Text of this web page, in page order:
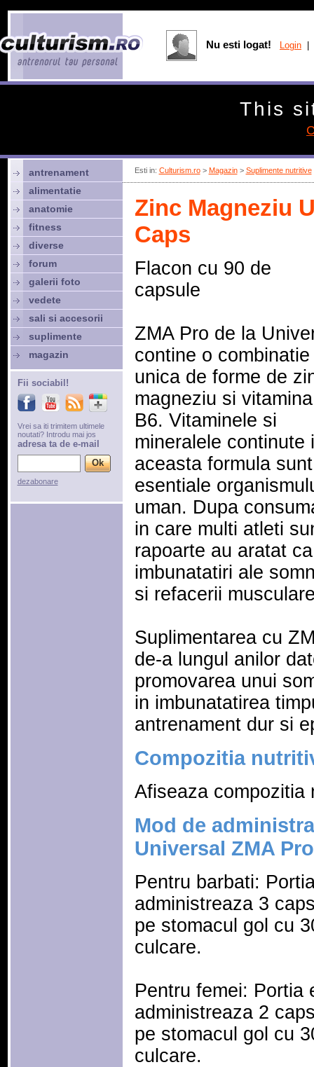
Esti in: Culturism.ro> Magazin> Suplimente nutritive
Zinc Magneziu
Caps
Flacon cu 90 de
capsule
ZMA Pro de la
contine o combinatie
unica de forme de
magneziu si vitamina
B6. Vitaminele si
mineralele continute
aceasta formula sunt
esentiale
uman. Dupa
in care multi atleti
rapoarte au aratat
imbunatatiri ale
si refacerii
Suplimentarea cu
de-a lungul anilor
promovarea unui
in imbunatatirea
antrenament dur si
Compozitia
Afiseaza compozitia
Mod de
Universal ZMA
Pentru barbati:
administreaza 3
pe stomacul gol cu
culcare.
Pentru femei: Portia
administreaza 2
pe stomacul gol cu
culcare.
antrenament
alimentatie
anatomie
fitness
diverse
forum
galerii foto
vedete
sali si accesorii
suplimente
magazin
Fii sociabil!
Vrei sa iti trimitem ultimele
noutati? Introdu mai jos
adresa ta de e-mail
dezabonare
Nu esti logat! Login
This